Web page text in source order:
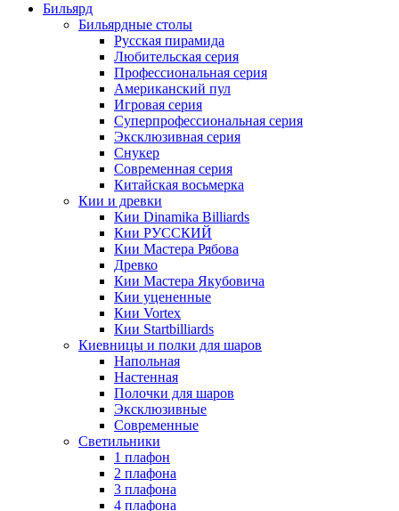
Бильярд
Бильярдные столы
Русская пирамида
Любительская серия
Профессиональная серия
Американский пул
Игровая серия
Суперпрофессиональная серия
Эксклюзивная серия
Снукер
Современная серия
Китайская восьмерка
Кии и древки
Кии Dinamika Billiards
Кии РУССКИЙ
Кии Мастера Рябова
Древко
Кии Мастера Якубовича
Кии уцененные
Кии Vortex
Кии Startbilliards
Киевницы и полки для шаров
Напольная
Настенная
Полочки для шаров
Эксклюзивные
Современные
Светильники
1 плафон
2 плафона
3 плафона
4 плафона